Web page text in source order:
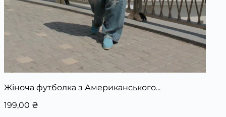
Жіноча футболка з Американського...
199,00 ₴